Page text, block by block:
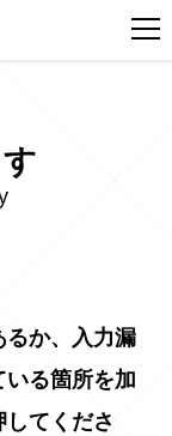
るか、入力漏
る箇所を加
てくださ